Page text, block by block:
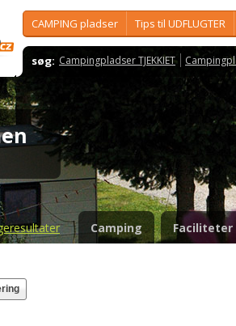
CAMPING pladser Tips til UDFLUGTER
søg: Campingpladser TJEKKIET
Camping Faciliteter